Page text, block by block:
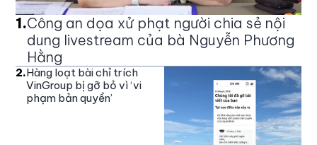
1.Công an dọa xử phạt người chia sẻ nội
dung livestream của bà Nguyễn Phương
Hằng
2.Hàng loạt bài chỉ trích
VinGroup bị gỡ bỏ vì ‘vi
phạm bản quyền’